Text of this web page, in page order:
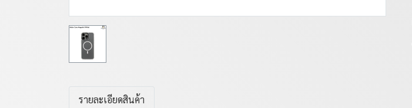
รายละเอียดสินค้า